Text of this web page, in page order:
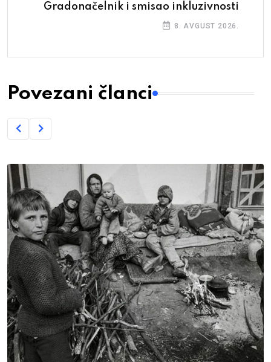
Gradonačelnik i smisao inkluzivnosti
8. AVGUST 2026.
Povezani članci